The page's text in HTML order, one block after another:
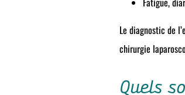
Le diagnostic de
chirurgie
Quels